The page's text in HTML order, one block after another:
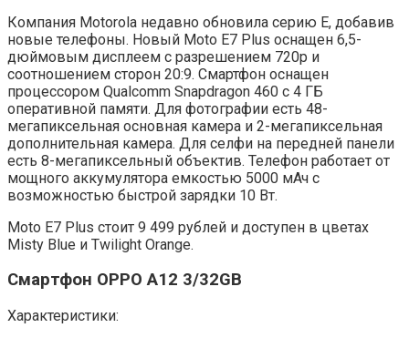
Компания Motorola недавно обновила серию E, добавив
новые телефоны. Новый Moto E7 Plus оснащен 6,5-
дюймовым дисплеем с разрешением 720p и
соотношением сторон 20:9. Смартфон оснащен
процессором Qualcomm Snapdragon 460 с 4 ГБ
оперативной памяти. Для фотографии есть 48-
мегапиксельная основная камера и 2-мегапиксельная
дополнительная камера. Для селфи на передней панели
есть 8-мегапиксельный объектив. Телефон работает от
мощного аккумулятора емкостью 5000 мАч с
возможностью быстрой зарядки 10 Вт.
Moto E7 Plus стоит 9 499 рублей и доступен в цветах
Misty Blue и Twilight Orange.
Смартфон OPPO A12 3/32GB
Характеристики: